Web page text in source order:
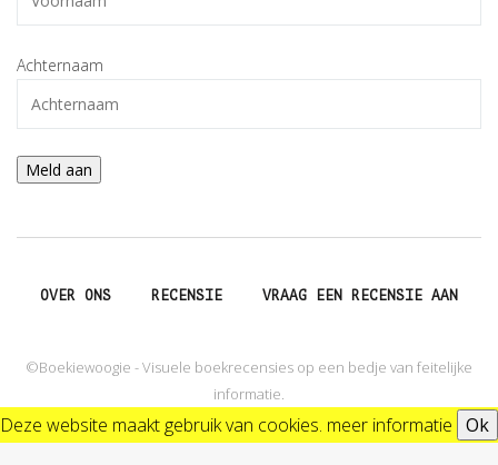
Achternaam
OVER ONS RECENSIE VRAAG EEN RECENSIE AAN
©Boekiewoogie - Visuele boekrecensies op een bedje van feitelijke
informatie.
Deze website maakt gebruik van cookies. meer informatie Ok